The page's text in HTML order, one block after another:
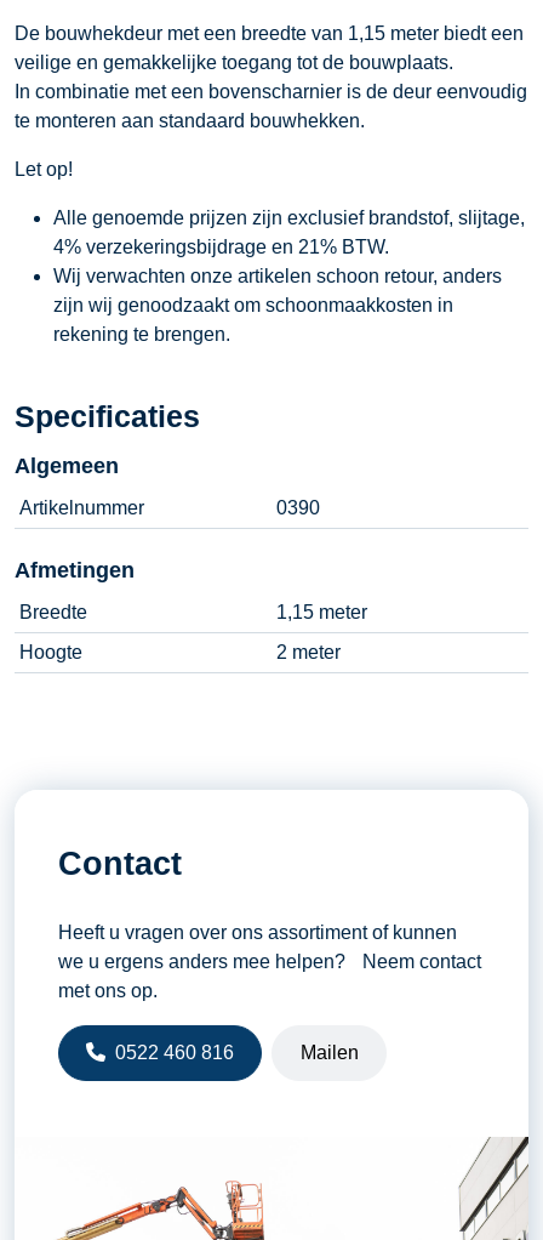
De bouwhekdeur met een breedte van 1,15 meter biedt een
veilige en gemakkelijke toegang tot de bouwplaats.
In combinatie met een bovenscharnier is de deur eenvoudig
te monteren aan standaard bouwhekken.
Let op!
Alle genoemde prijzen zijn exclusief brandstof, slijtage,
4% verzekeringsbijdrage en 21% BTW.
Wij verwachten onze artikelen schoon retour, anders
zijn wij genoodzaakt om schoonmaakkosten in
rekening te brengen.
Specificaties
Algemeen
Artikelnummer 0390
Afmetingen
Breedte
1,15 meter
Hoogte
2 meter
Contact
Heeft u vragen over ons assortiment of kunnen
we u ergens anders mee helpen? Neem contact
met ons op.
0522 460 816 Mailen